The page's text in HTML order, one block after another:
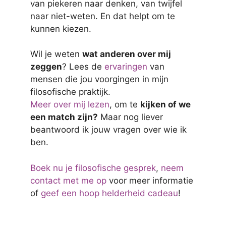
van piekeren naar denken, van twijfel
naar niet-weten. En dat helpt om te
kunnen kiezen.
Wil je weten wat anderen over mij
zeggen? Lees de ervaringen van
mensen die jou voorgingen in mijn
filosofische praktijk.
Meer over mij lezen, om te kijken of we
een match zijn? Maar nog liever
beantwoord ik jouw vragen over wie ik
ben.
Boek nu je filosofische gesprek, neem
contact met me op voor meer informatie
of geef een hoop helderheid cadeau!